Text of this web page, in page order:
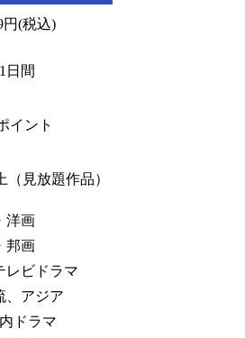
円(税込)
日間
イント
（見放題作品）
洋画
邦画
レビドラマ
、アジア
内ドラマ